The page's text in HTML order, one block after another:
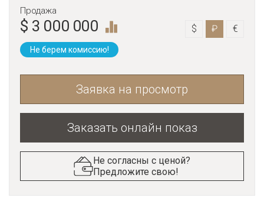
Продажа
$ 3 000 000 $ ₽ €
Не берем комиссию!
Заявка на просмотр
Заказать онлайн показ
Не согласны с ценой?
Предложите свою!